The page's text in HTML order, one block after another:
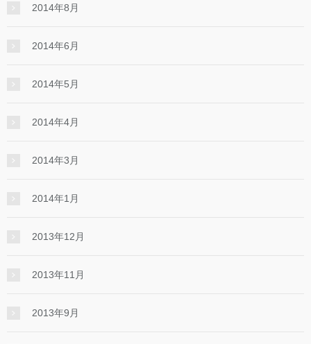
2014年8月
2014年6月
2014年5月
2014年4月
2014年3月
2014年1月
2013年12月
2013年11月
2013年9月